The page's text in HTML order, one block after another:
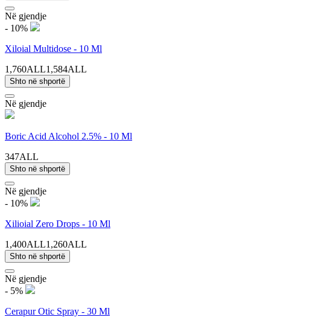
Në gjendje
- 10%
Xiloial Multidose - 10 Ml
1,760ALL1,584ALL
Shto në shportë
Në gjendje
Boric Acid Alcohol 2.5% - 10 Ml
347ALL
Shto në shportë
Në gjendje
- 10%
Xilioial Zero Drops - 10 Ml
1,400ALL1,260ALL
Shto në shportë
Në gjendje
- 5%
Cerapur Otic Spray - 30 Ml